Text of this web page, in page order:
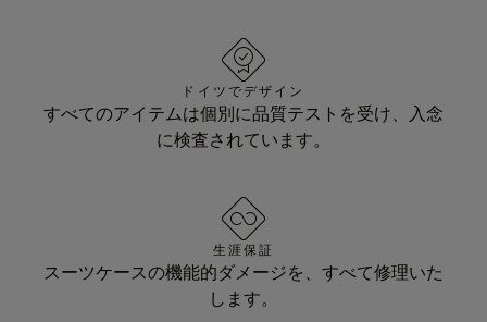
ドイツでデザイン
すべてのアイテムは個別に品質テストを受け、入念
に検査されています。
生涯保証
スーツケースの機能的ダメージを、すべて修理いた
します。